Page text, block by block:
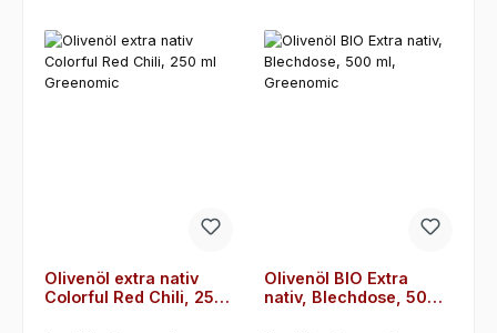
Olivenöl extra nativ
Colorful Red Chili, 250
Olivenöl BIO Extra
nativ, Blechdose, 500